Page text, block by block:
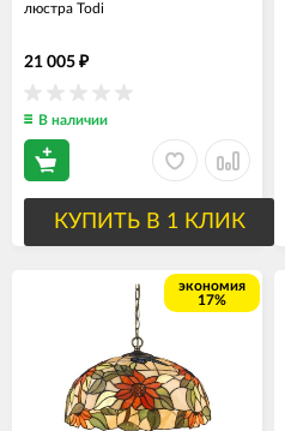
люстра Todi
21 005 ₽
В наличии
КУПИТЬ В 1 КЛИК
экономия
17%